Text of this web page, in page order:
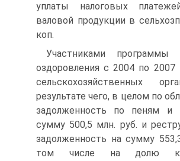
уплаты налоговых
валовой продукции в
коп.
Участниками программы
оздоровления с 2004 по 2007
сельскохозяйственных
результате чего, в целом по
задолженность по пеням и
сумму 500,5 млн. руб. и
задолженность на сумму
том числе на долю